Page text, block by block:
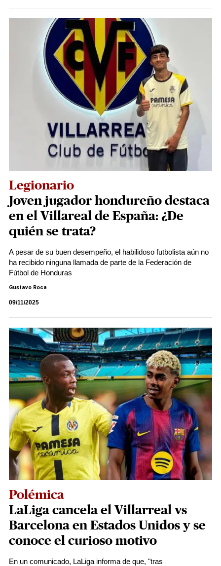
Legionario
Joven jugador hondureño destaca
en el Villareal de España: ¿De
quién se trata?
A pesar de su buen desempeño, el habilidoso futbolista aún no
ha recibido ninguna llamada de parte de la Federación de
Fútbol de Honduras
Gustavo Roca
09/11/2025
Polémica
LaLiga cancela el Villarreal vs
Barcelona en Estados Unidos y se
conoce el curioso motivo
En un comunicado, LaLiga informa de que, "tras